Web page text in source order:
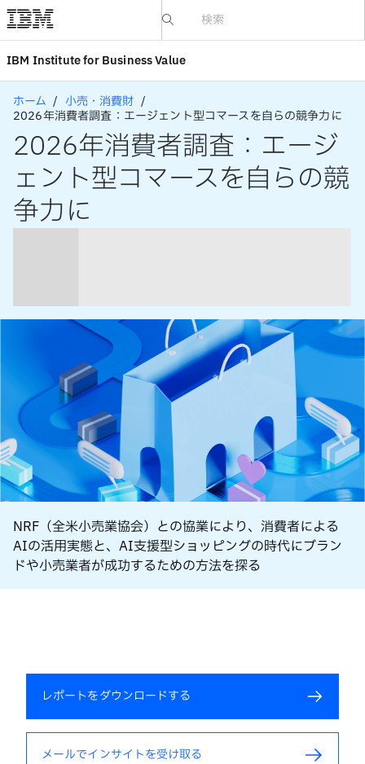
IBV website
IBM Institute for Business Value
ホーム
小売・消費財
2026年消費者調査：エージェント型コマースを自らの競争力に
2026年消費者調査：エージ
ェント型コマースを自らの競
争力に
NRF（全米小売業協会）との協業により、消費者による
AIの活用実態と、AI支援型ショッピングの時代にブラン
ドや小売業者が成功するための方法を探る
レポートをダウンロードする
メールでインサイトを受け取る